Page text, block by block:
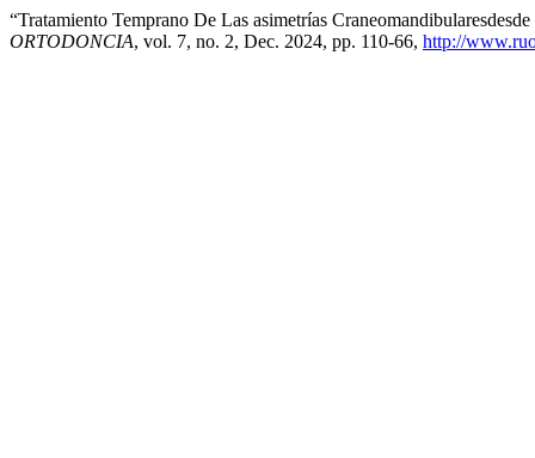
“Tratamiento Temprano De Las asimetrías
ORTODONCIA, vol. 7, no. 2, Dec. 2024, pp. 110-66, http://